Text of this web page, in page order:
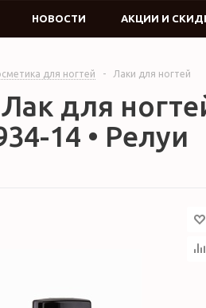
НОВОСТИ АКЦИИ И
для ногтей - Лаки для ногтей
для
14 • Релуи